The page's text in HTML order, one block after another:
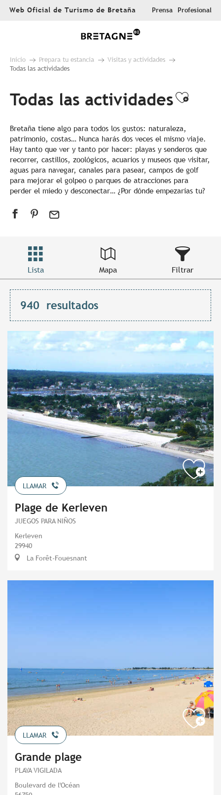
AllerWeb Oficial de Turismo de Bretaña Prensa Profesional
Inicio Prepara tu estancia
Visitas y actividades
Todas las actividades
Todas las actividades
Bretaña tiene algo para todos los gustos: naturaleza,
patrimonio, costas… Nunca harás dos veces el mismo viaje.
Hay tanto que ver y tanto por hacer: playas y senderos que
recorrer, castillos, zoológicos, acuarios y museos que visitar,
aguas para navegar, canales para pasear, campos de golf
para mejorar el golpeo o parques de atracciones para
perder el miedo y desconectar… ¿Por dónde empezarías tu?
Lista Mapa Filtrar
940 resultados
LLAMAR
Plage de Kerleven
JUEGOS PARA NIÑOS
Kerleven
29940
La Forêt-Fouesnant
LLAMAR
Grande plage
PLAYA VIGILADA
Boulevard de l'Océan